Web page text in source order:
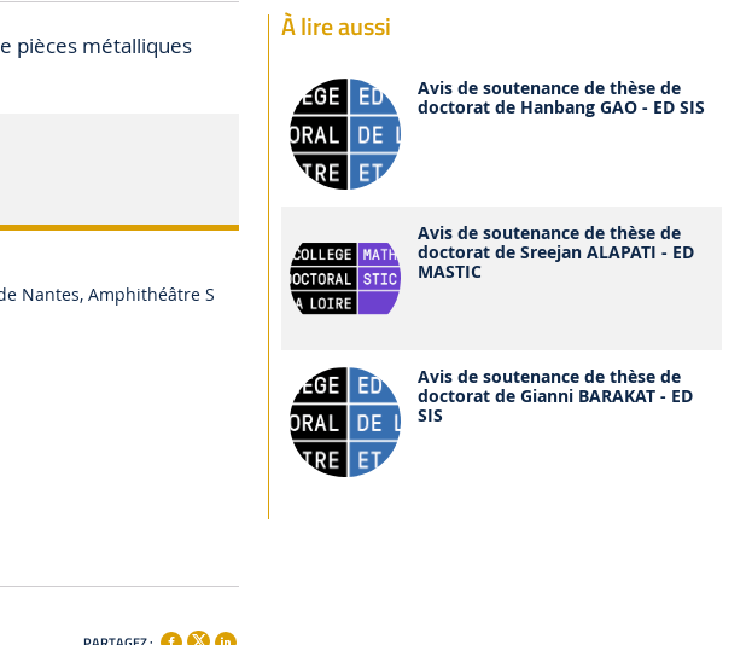
pièces métalliques
Nantes, Amphithéâtre S
À lire aussi
Avis de soutenance de thèse de
doctorat de Hanbang GAO - ED SIS
Avis de soutenance de thèse de
doctorat de Sreejan ALAPATI - ED
MASTIC
Avis de soutenance de thèse de
doctorat de Gianni BARAKAT - ED
SIS